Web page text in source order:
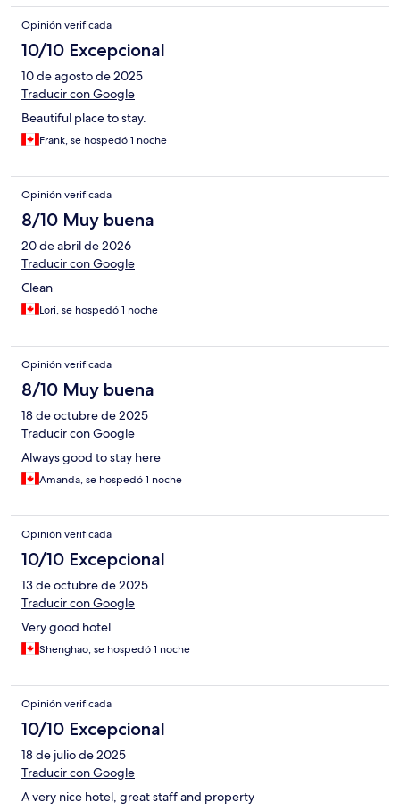
Opinión verificada
10/10 Excepcional
10 de agosto de 2025
Traducir con Google
Beautiful place to stay.
Frank, se hospedó 1 noche
Opinión verificada
8/10 Muy buena
20 de abril de 2026
Traducir con Google
Clean
Lori, se hospedó 1 noche
Opinión verificada
8/10 Muy buena
18 de octubre de 2025
Traducir con Google
Always good to stay here
Amanda, se hospedó 1 noche
Opinión verificada
10/10 Excepcional
13 de octubre de 2025
Traducir con Google
Very good hotel
Shenghao, se hospedó 1 noche
Opinión verificada
10/10 Excepcional
18 de julio de 2025
Traducir con Google
A very nice hotel, great staff and property